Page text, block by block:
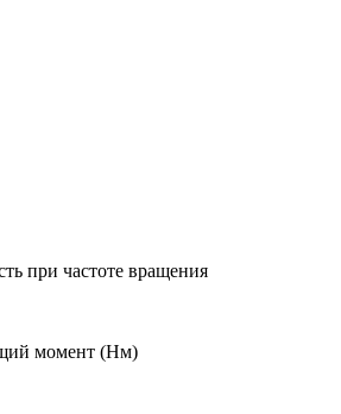
при частоте вращения
момент (Нм)